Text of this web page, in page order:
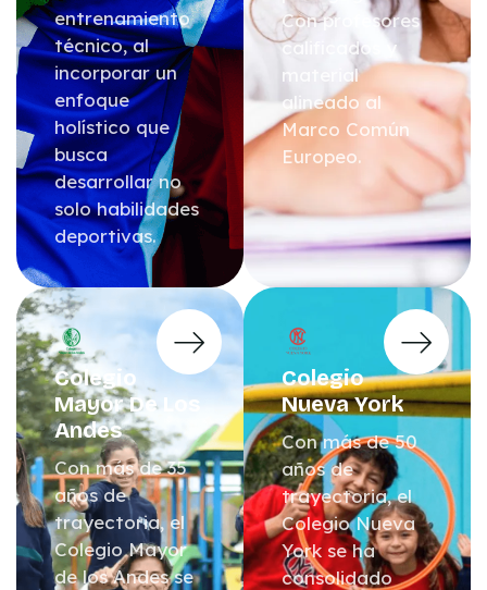
entrenamiento
técnico, al
incorporar un
enfoque
holístico que
busca
desarrollar no
solo habilidades
deportivas.
Con profesores
calificados y
material
alineado al
Marco Común
Europeo.
Colegio
Mayor De Los
Andes
Con más de 35
años de
trayectoria, el
Colegio Mayor
de los Andes se
Colegio
Nueva York
Con más de 50
años de
trayectoria, el
Colegio Nueva
York se ha
consolidado